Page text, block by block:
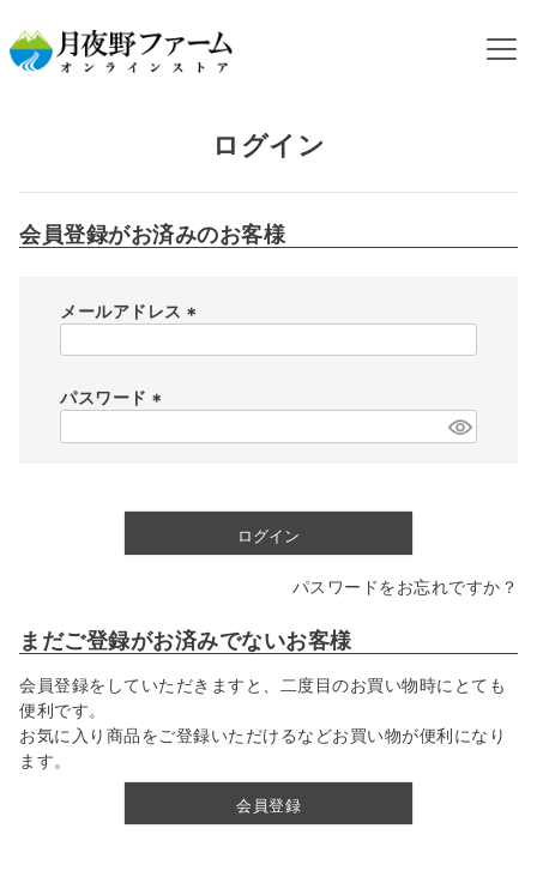
ログイン
会員登録がお済みのお客様
メールアドレス
パスワード
ログイン
パスワードをお忘れですか？
まだご登録がお済みでないお客様
会員登録をしていただきますと、二度目のお買い物時にとても
便利です。
お気に入り商品をご登録いただけるなどお買い物が便利になり
ます。
会員登録